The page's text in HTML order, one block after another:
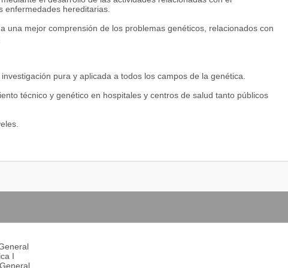
enfermedades hereditarias.
una mejor comprensión de los problemas genéticos, relacionados con
pura y aplicada a todos los campos de la genética.
técnico y genético en hospitales y centros de salud tanto públicos
I